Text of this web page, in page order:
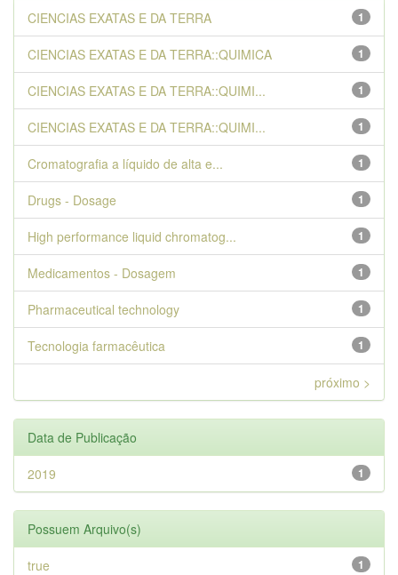
1
CIENCIAS EXATAS E DA TERRA
1
CIENCIAS EXATAS E DA TERRA::QUIMICA
1
CIENCIAS EXATAS E DA TERRA::QUIMI...
1
CIENCIAS EXATAS E DA TERRA::QUIMI...
1
Cromatografia a líquido de alta e...
1
Drugs - Dosage
1
High performance liquid chromatog...
1
Medicamentos - Dosagem
1
Pharmaceutical technology
1
Tecnologia farmacêutica
próximo >
Data de Publicação
1
2019
Possuem Arquivo(s)
1
true